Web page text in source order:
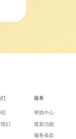
们
服务
帮助中心
最新功能
服务条款